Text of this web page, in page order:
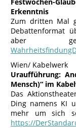
Erkenntnis
Zum dritten Mal
Debattenformat
aber
Wien/ Kabelwerk
Uraufführung:
Mensch)“ im
Das
Ding namens KI
mehr um sich
https://